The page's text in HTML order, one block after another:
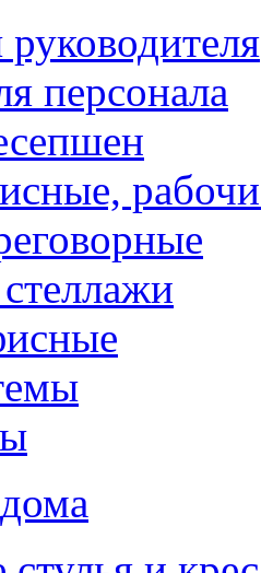
персонала